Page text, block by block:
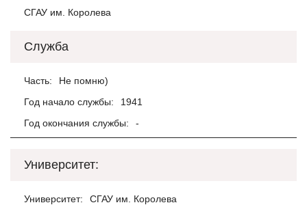
СГАУ им. Королева
Служба
Часть:
Не помню)
Год начало службы:
1941
Год окончания службы:
-
Университет:
Университет:
СГАУ им. Королева